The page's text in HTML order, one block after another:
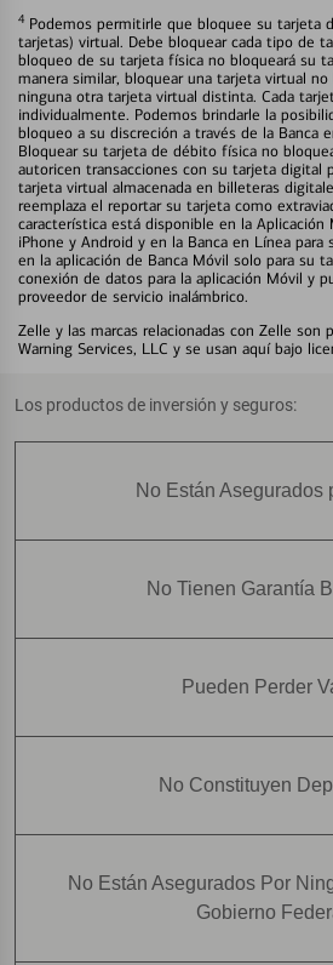
4 Podemos permitirle que bloquee su tarjeta
tarjetas) virtual. Debe bloquear cada tipo de
bloqueo de su tarjeta física no bloqueará su
manera similar, bloquear una tarjeta virtual
ninguna otra tarjeta virtual distinta. Cada
individualmente. Podemos brindarle la
bloqueo a su discreción a través de la Banca
Bloquear su tarjeta de débito física no
autoricen transacciones con su tarjeta digital
tarjeta virtual almacenada en billeteras
reemplaza el reportar su tarjeta como
característica está disponible en la Aplicación
iPhone y Android y en la Banca en Línea
en la aplicación de Banca Móvil solo para su
conexión de datos para la aplicación Móvil y
proveedor de servicio inalámbrico.
Zelle y las marcas relacionadas con Zelle son
Warning Services, LLC y se usan aquí bajo
Los productos de inversión y seguros:
No Están Asegurados
No Tienen Garantía
Pueden Perder
No Constituyen
No Están Asegurados Por
Gobierno